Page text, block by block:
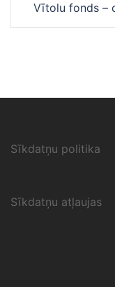
Vītolu fonds –
Sīkdatņu politika
Sīkdatņu atļaujas